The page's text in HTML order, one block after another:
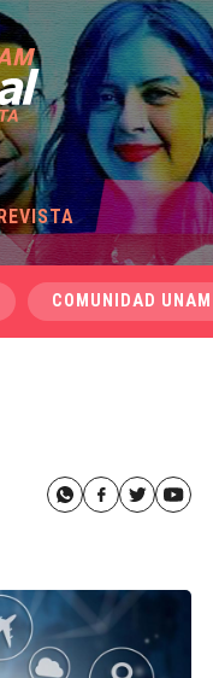
COMUNIDAD UNAM